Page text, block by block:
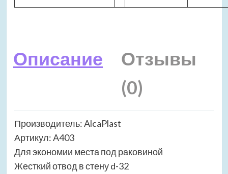
Описание
Отзывы
(0)
Производитель: AlcaPlast
Артикул: A403
Для экономии места под раковиной
Жесткий отвод в стену d-32